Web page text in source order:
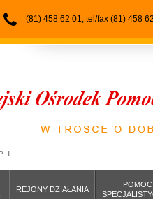
(81) 458 62 01, tel/fax (81) 458
REJONY DZIAŁANIA
POMOC